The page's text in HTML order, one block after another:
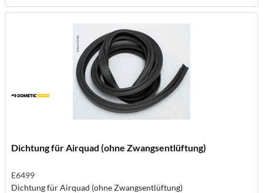
Dichtung für Airquad (ohne Zwangsentlüftung)
E6499
Dichtung für Airquad (ohne Zwangsentlüftung)